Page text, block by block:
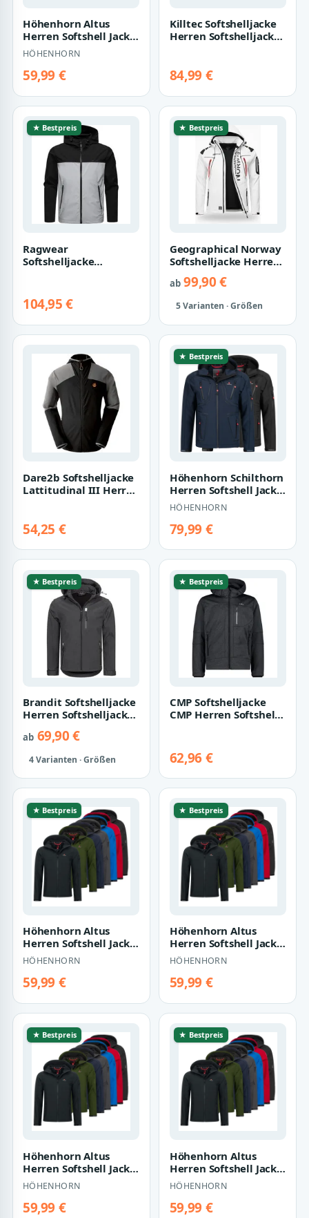
Höhenhorn Altus
Herren Softshell Jacke
Outdoor
Funktionsjacke M Rot
HÖHENHORN
59,99 €
Killtec Softshelljacke
Herren Softshelljacke
84,99 €
★ Bestpreis
Ragwear
Softshelljacke
Übergangsjac…
104,95 €
★ Bestpreis
Geographical Norway
Softshelljacke Herren
Softshell Ou…
ab99,90 €
5 Varianten · Größen
Dare2b Softshelljacke
Lattitudinal III Herren
54,25 €
★ Bestpreis
Höhenhorn Schilthorn
Herren Softshell Jacke
Outdoor
Funktionsjacke Fre…
HÖHENHORN
79,99 €
★ Bestpreis
Brandit Softshelljacke
Herren Softshelljacke
Regen…
ab69,90 €
4 Varianten · Größen
★ Bestpreis
CMP Softshelljacke
CMP Herren Softshell
62,96 €
★ Bestpreis
Höhenhorn Altus
Herren Softshell Jacke
Outdoor
Funktionsjacke XL
Steel…
HÖHENHORN
59,99 €
★ Bestpreis
Höhenhorn Altus
Herren Softshell Jacke
Outdoor
Funktionsjacke 3XL
Nigh…
HÖHENHORN
59,99 €
★ Bestpreis
Höhenhorn Altus
Herren Softshell Jacke
Outdoor
Funktionsjacke 3XL
GrÃ¼…
HÖHENHORN
59,99 €
★ Bestpreis
Höhenhorn Altus
Herren Softshell Jacke
Outdoor
Funktionsjacke 3XL
Midn…
HÖHENHORN
59,99 €